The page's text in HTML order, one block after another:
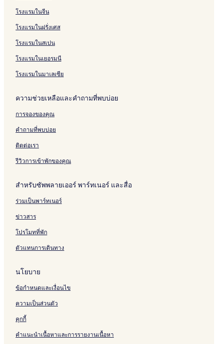
a
o
r
,
H
o
m
r
n
A
m
e
i
e
m
u
i
l
t
S
i
l
S
t
o
r
V
l
W
i
t
h
d
t
i
o
n
l
i
s
r
t
s
t
s
F
r
o
m
D
n
y
-
4
7
o
,
r
c
a
d
e
s
o
l
,
N
e
r
n
e
r
t
s
M
i
c
a
l
F
i
r
y
t
a
l
R
y
l
u
b
-
4
6
e
f
r
y
D
i
n
t
y
l
h
e
m
e
d
R
m
a
n
d
P
5
V
c
a
t
i
o
n
m
u
d
e
r
b
i
r
o
d
f
a
-
k
i
n
d
l
a
W
i
t
S
f
B
R
,
S
m
a
t
o
r
N
a
o
f
&
C
o
u
n
y
l
u
b
5
3
f
r
8
T
s
c
a
n
H
i
s
l
v
d
2
o
c
k
b
r
e
e
y
F
a
i
y
l
V
R
r
s
l
a
n
d
1
e
r
o
o
m
o
b
R
e
d
A
n
n
g
e
l
a
n
d
H
i
h
J
a
c
k
o
C
s
i
n
o
T
e
m
e
B
r
,
o
k
G
o
l
f
S
i
l
t
o
r
,
r
d
s
,
H
u
e
/
d
r
,
o
l
n
R
e
s
o
r
t
0
O
r
a
n
e
F
i
r
y
t
l
V
R
a
R
e
s
o
r
t
3
C
a
p
t
v
r
v
e
โรงแรมในจีน
โรงแรมในฝรั่งเศส
โรงแรมในสเปน
โรงแรมในเยอรมนี
โรงแรมในมาเลเซีย
ความช่วยเหลือและคำถามที่พบบ่อย
การจองของคุณ
คำถามที่พบบ่อย
ติดต่อเรา
รีวิวการเข้าพักของคุณ
สำหรับซัพพลายเออร์ พาร์ทเนอร์ และสื่อ
ร่วมเป็นพาร์ทเนอร์
ข่าวสาร
โปรโมทที่พัก
ตัวแทนการเดินทาง
นโยบาย
ข้อกำหนดและเงื่อนไข
ความเป็นส่วนตัว
คุกกี้
คำแนะนำเนื้อหาและการรายงานเนื้อหา